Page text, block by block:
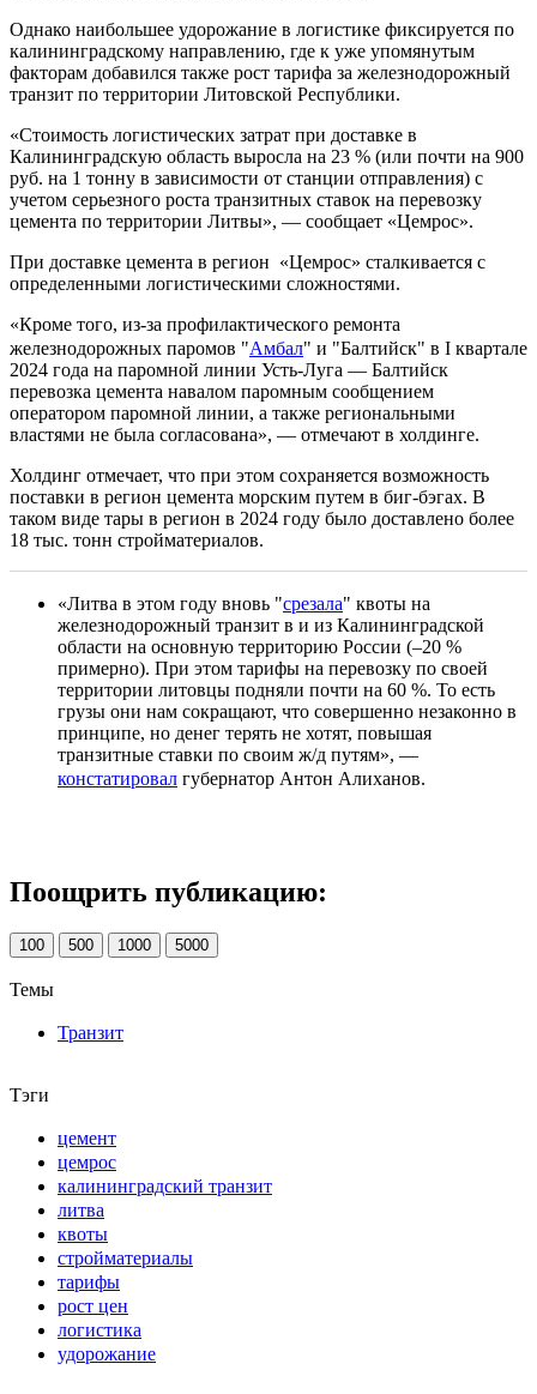
Однако наибольшее удорожание в логистике фиксируется по
калининградскому направлению, где к уже упомянутым
факторам добавился также рост тарифа за железнодорожный
транзит по территории Литовской Республики.
«Стоимость логистических затрат при доставке в
Калининградскую область выросла на 23 % (или почти на 900
руб. на 1 тонну в зависимости от станции отправления) с
учетом серьезного роста транзитных ставок на перевозку
цемента по территории Литвы», — сообщает «Цемрос».
При доставке цемента в регион «Цемрос» сталкивается с
определенными логистическими сложностями.
«Кроме того, из-за профилактического ремонта
железнодорожных паромов "Амбал" и "Балтийск" в I квартале
2024 года на паромной линии Усть-Луга — Балтийск
перевозка цемента навалом паромным сообщением
оператором паромной линии, а также региональными
властями не была согласована», — отмечают в холдинге.
Холдинг отмечает, что при этом сохраняется возможность
поставки в регион цемента морским путем в биг-бэгах. В
таком виде тары в регион в 2024 году было доставлено более
18 тыс. тонн стройматериалов.
«Литва в этом году вновь "срезала" квоты на
железнодорожный транзит в и из Калининградской
области на основную территорию России (–20 %
примерно). При этом тарифы на перевозку по своей
территории литовцы подняли почти на 60 %. То есть
грузы они нам сокращают, что совершенно незаконно в
принципе, но денег терять не хотят, повышая
транзитные ставки по своим ж/д путям», —
констатировал губернатор Антон Алиханов.
Поощрить публикацию:
100 500 1000 5000
Темы
Транзит
Тэги
цемент
цемрос
калининградский транзит
литва
квоты
стройматериалы
тарифы
рост цен
логистика
удорожание